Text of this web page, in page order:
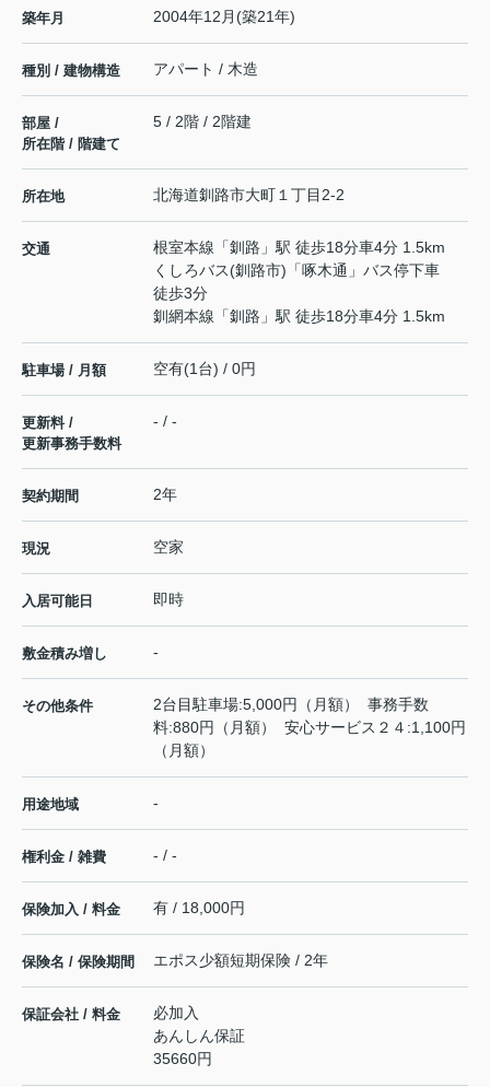
築年月 2004年12月(築21年)
種別 / 建物構造 アパート / 木造
部屋 /
所在階 / 階建て
5 / 2階 / 2階建
所在地 北海道釧路市大町 １丁目2-2
交通 根室本線 「釧路 」駅 徒歩18分車4分 1.5km
くしろバス(釧路市)「啄木通」バス停下車
徒歩3分
釧網本線 「釧路 」駅 徒歩18分車4分 1.5km
駐車場 / 月額 空有(1台) / 0円
更新料 /
更新事務手数料
- / -
契約期間 2年
現況 空家
入居可能日 即時
敷金積み増し -
その他条件
2台目駐車場:5,000円（月額） 事務手数
料:880円（月額） 安心サービス２４:1,100円
（月額）
用途地域 -
権利金 / 雑費 - / -
保険加入 / 料金 有 / 18,000円
保険名 / 保険期間 エポス少額短期保険 / 2年
保証会社 / 料金
必加入
あんしん保証
35660円